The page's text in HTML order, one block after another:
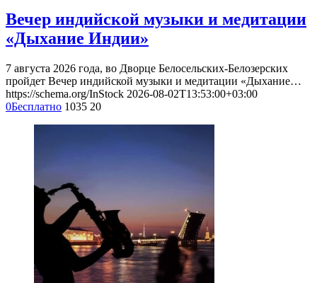
Вечер индийской музыки и медитации
«Дыхание Индии»
7 августа 2026 года, во Дворце Белосельских-Белозерских
пройдет Вечер индийской музыки и медитации «Дыхание…
https://schema.org/InStock 2026-08-02T13:53:00+03:00
0Бесплатно 1035 20